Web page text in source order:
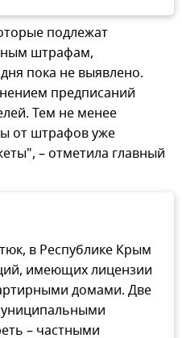
подлежат
штрафам,
пока не выявлено.
предписаний
Тем не менее
от штрафов уже
– отметила главный
в Республике Крым
имеющих лицензии
домами. Две
– частными